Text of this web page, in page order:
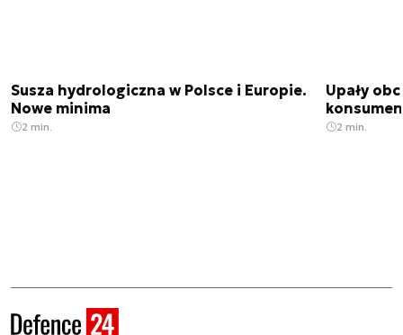
Susza hydrologiczna w Polsce i Europie.
Nowe minima
2 min.
Upały
2 min.